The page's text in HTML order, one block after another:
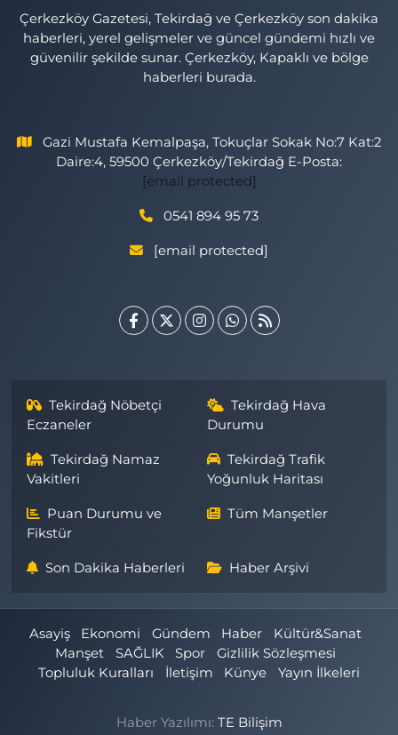
Çerkezköy Gazetesi, Tekirdağ ve Çerkezköy son dakika
haberleri, yerel gelişmeler ve güncel gündemi hızlı ve
güvenilir şekilde sunar. Çerkezköy, Kapaklı ve bölge
haberleri burada.
Gazi Mustafa Kemalpaşa, Tokuçlar Sokak No:7 Kat:2
Daire:4, 59500 Çerkezköy/Tekirdağ E-Posta:
[email protected]
0541 894 95 73
[email protected]
Tekirdağ Nöbetçi
Eczaneler
Tekirdağ Hava
Durumu
Tekirdağ Namaz
Vakitleri
Tekirdağ Trafik
Yoğunluk Haritası
Puan Durumu ve
Fikstür
Tüm Manşetler
Son Dakika Haberleri Haber Arşivi
Asayiş Ekonomi Gündem Haber
Kültür&Sanat
Manşet
SAĞLIK Spor
Gizlilik Sözleşmesi
Topluluk Kuralları
İletişim Künye Yayın İlkeleri
Haber Yazılımı: TE Bilişim